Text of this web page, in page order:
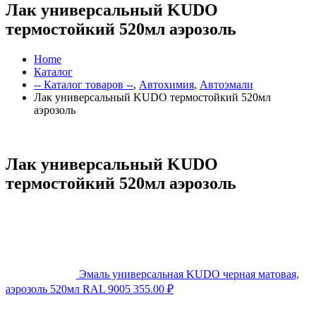
Лак универсальный KUDO
термостойкий 520мл аэрозоль
Home
Каталог
-- Каталог товаров --, Автохимия, Автоэмали
Лак универсальный KUDO термостойкий 520мл
аэрозоль
Лак универсальный KUDO
термостойкий 520мл аэрозоль
Эмаль универсальная KUDO черная матовая,
аэрозоль 520мл RAL 9005 355.00 ₽